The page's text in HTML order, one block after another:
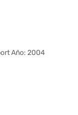
Año: 2004